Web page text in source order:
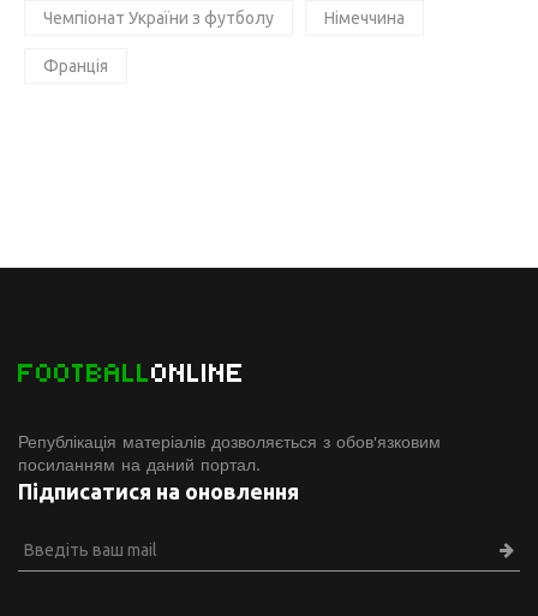
Чемпіонат України з футболу Німеччина
Франція
FOOTBALLONLINE
Републікація матеріалів дозволяється з обов'язковим
посиланням на даний портал.
Підписатися на оновлення